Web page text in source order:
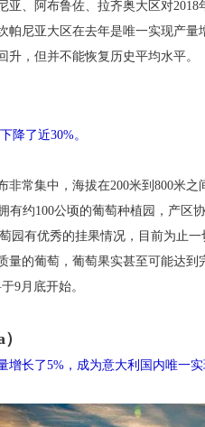
、阿布鲁佐、拉齐奥大区对2018
帕尼亚大区在去年是唯一实现产
，但并不能恢复历史平均水平。
降了近30%。
常集中，海拔在200米到800米之
有约100公顷的葡萄种植园，产区
园有优秀的挂果情况，目前为止
量的葡萄，葡萄果实甚至可能达
9月底开始。
增长了5%，成为意大利国内唯一